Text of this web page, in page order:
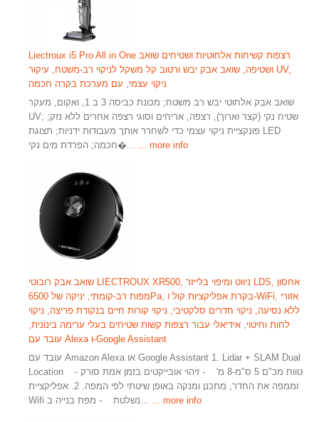
Liectroux i5 Pro All in One רצפות קשיחות אלחוטיות ושטיחים שואב
ושטיפה, שואב אבק יבש ורטוב קל משקל לניקוי רב-משטח, עיקור UV,
ניקוי עצמי, עם מערכת בקרה חכמה
שואב אבק אלחוטי יבש רב משטח; מכונת כביסה 3 ב 1, ואקום, מעקר
UV; שטיח נקי (קצר וארוך), רצפה, אריחים וסוגי רצפה אחרים ללא נזק;
פונקציית ניקוי עצמי כדי לשחרר אותך מעבודות ידניות; תצוגת LED
חכמה; הפרדת מים נקי�...
... more info
שואב אבק רובוטי LIECTROUX XR500, ניווט ומיפוי בלייזר LDS, אחסון
מפות רב-קומתי, יניקה של 6500Pa, בקרת אפליקציות קול ו-WiFi, אזורי
ללא נסיעה, ניקוי חדרים סלקטיבי, ניקוי קורות חיים בנקודת פריצה, ניקוי
לחות וחיטוי, אידיאלי עבור רצפות קשות שטיחים בעלי ערימה בינונית,
עובד עם Alexa ו-Google Assistant
עובד עם Amazon Alexa או Google Assistant 1. Lidar + SLAM Dual
Location - טווח מכ"ם 5 ס"מ-8 מ' - זיהוי אובייקטים בזמן אמת סורק
וממפה את החדר, מתכנן ומנקה באופן שיטתי לפי המפה. 2. אפליקציית
... more info